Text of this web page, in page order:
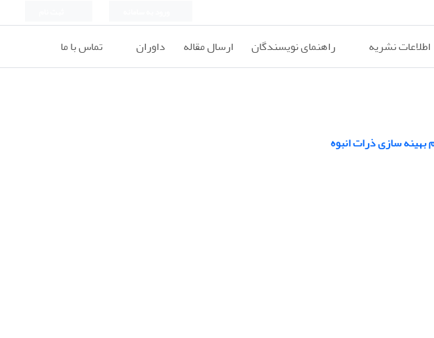
اطلاعات نشریه راهنمای نویسندگان ارسال مقاله داوران تماس با ما
بهینه سازی ذرات انبوه